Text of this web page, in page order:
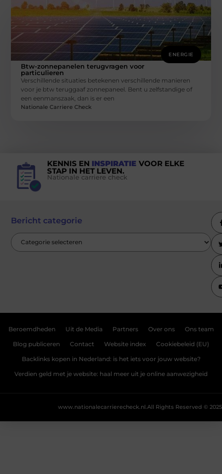
ENERGIE
Btw-zonnepanelen terugvragen voor
particulieren
Verschillende situaties betekenen verschillende manieren
voor je btw teruggaaf ​​zonnepaneel. Bent u zelfstandige of
een eenmanszaak, dan is er een
Nationale Carriere Check
KENNIS EN INSPIRATIE VOOR ELKE
STAP IN HET LEVEN.
Nationale carriere check
Bericht categorie
Beroemdheden Uit de Media Partners Over ons Ons team
Blog publiceren Contact Website index Cookiebeleid (EU)
Backlinks kopen in Nederland: is het iets voor jouw website?
Verdien geld met je website: haal meer uit je online aanwezigheid
All Rights Reserved © 2025
www.nationalecarrierecheck.nl.